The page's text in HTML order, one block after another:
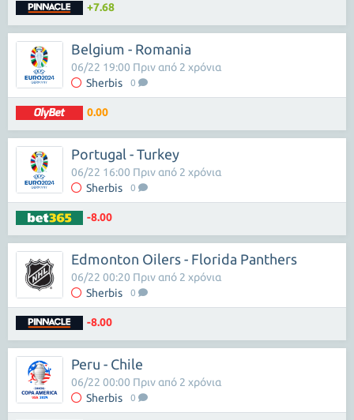
+7.68
Belgium - Romania
Sherbis 0
06/22 19:00 Πριν από 2 χρόνια
0.00
Portugal - Turkey
Sherbis 0
06/22 16:00 Πριν από 2 χρόνια
-8.00
Edmonton Oilers - Florida Panthers
Sherbis 0
06/22 00:20 Πριν από 2 χρόνια
-8.00
Peru - Chile
Sherbis 0
06/22 00:00 Πριν από 2 χρόνια